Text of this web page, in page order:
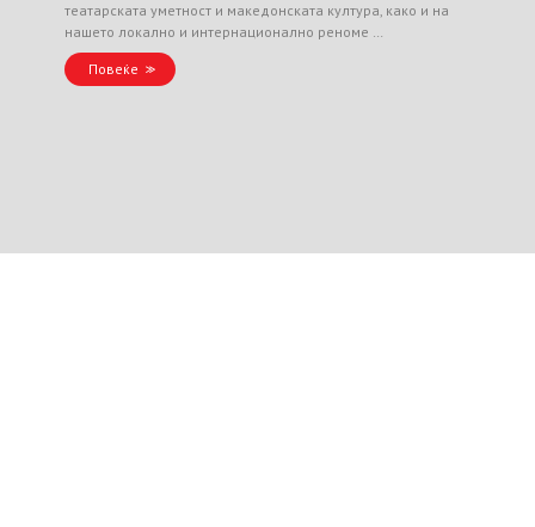
театарската уметност и македонската култура, како и на
нашето локално и интернационално реноме …
Повеќе